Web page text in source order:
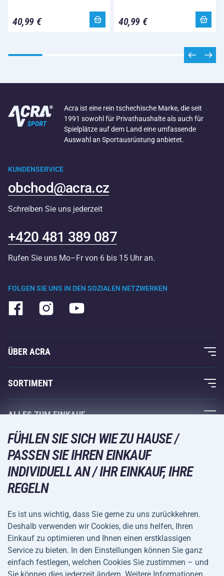
40,99 € 40,99 €
Acra ist eine rein tschechische Marke, die seit
1991 sowohl für Privathaushalte als auch für
Spielplätze auf dem Land eine umfassende
Auswahl an Sportausrüstung anbietet.
FOLGEN SIE UNS IN DEN SOZIALEN NETZWERKEN
KUNDENSERVICE
obchod@acra.cz
Schreiben Sie uns jederzeit
+420 481 389 087
Rufen Sie uns Mo–Fr von 6 bis 15 Uhr an.
ÜBER ACRA
Über uns
Acra-Garantie
Kontakte
Großhandel
Einkaufsratgeber
SORTIMENT
Fitness und Krafttraining
Racketsportarten
Wintersport
Freizeit und Unterhaltung
Camping und Wandern
Fahrräder und Roller
Ballsportarten
Wassersport
ALLES ZUM EINKAUF
Acra-Garantie
Rückgabe und Reklamationen
VERSANDARTEN
ZAHLUNGSARTEN
Allgemeine Datenschutz
FÜHLEN SIE SICH WIE ZU HAUSE /
PASSEN SIE IHREN EINKAUF
INDIVIDUELL AN / IHR EINKAUF, IHRE
REGELN
Es ist uns wichtig, dass Sie gerne zu uns zurückkehren.
Deshalb verwenden wir Cookies, die uns helfen, Ihren
Einkauf zu optimieren und Ihnen einen erstklassigen
Service zu bieten. In den Einstellungen können Sie ganz
einfach festlegen, welchen Cookies Sie zustimmen – und